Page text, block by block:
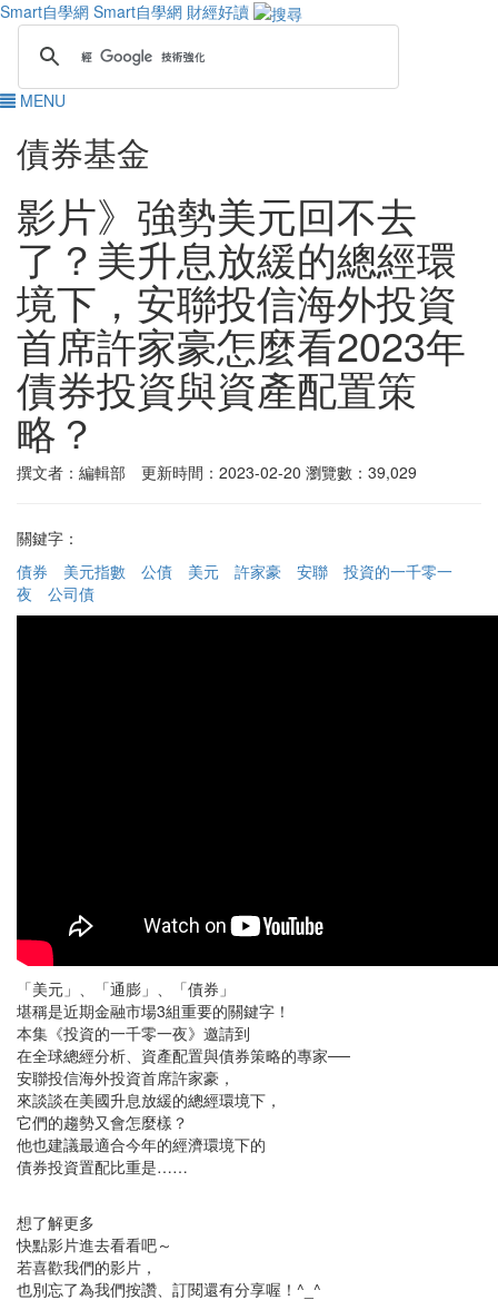
Smart自學網 Smart自學網 財經好讀
MENU
債券基金
影片》強勢美元回不去
了？美升息放緩的總經環
境下，安聯投信海外投資
首席許家豪怎麼看2023年
債券投資與資產配置策
略？
撰文者：編輯部 更新時間：2023-02-20 瀏覽數：39,029
關鍵字：
債券
美元指數 公債 美元 許家豪 安聯
投資的一千零一
夜
公司債
「美元」、「通膨」、「債券」
堪稱是近期金融市場3組重要的關鍵字！
本集《投資的一千零一夜》邀請到
在全球總經分析、資產配置與債券策略的專家──
安聯投信海外投資首席許家豪，
來談談在美國升息放緩的總經環境下，
它們的趨勢又會怎麼樣？
他也建議最適合今年的經濟環境下的
債券投資置配比重是……
想了解更多
快點影片進去看看吧～
若喜歡我們的影片，
也別忘了為我們按讚、訂閱還有分享喔！^_^